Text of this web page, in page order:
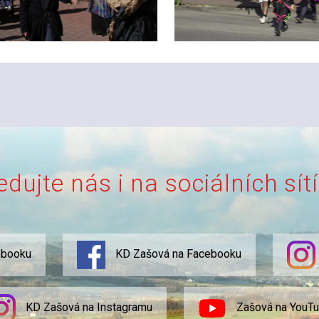
nás i na sociálních
KD Zašová na Facebooku
KD Zašová na Instagramu Zašová na